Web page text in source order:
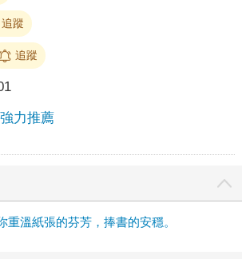
追蹤
追蹤
力推薦
重溫紙張的芬芳，捧書的安穩。